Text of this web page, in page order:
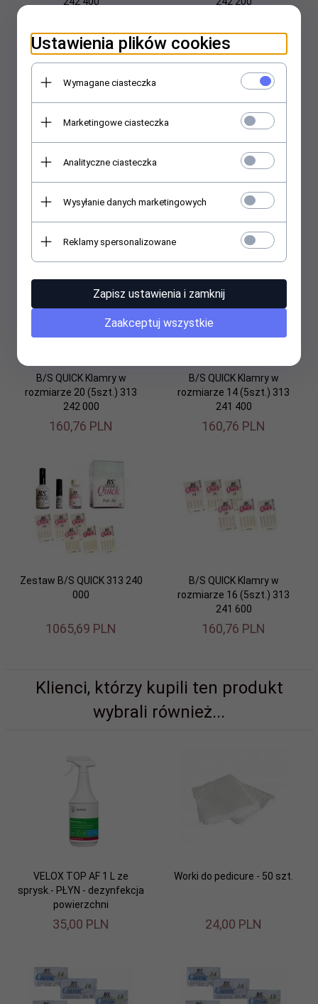
241 800
160,76PLN 60,15PLN
B/S QUICK Klamry w
rozmiarze 20 (5szt.) 313
242 000
160,76 PLN
B/S QUICK Klamry w
rozmiarze 14 (5szt.) 313
241 400
160,76 PLN
Zestaw B/S QUICK 313 240
000
1065,69 PLN
B/S QUICK Klamry w
rozmiarze 16 (5szt.) 313
241 600
160,76 PLN
Klienci, którzy kupili ten produkt
wybrali również...
VELOX TOP AF 1 L ze
sprysk.- PŁYN - dezynfekcja
powierzchni
35,00 PLN
Worki do pedicure - 50 szt.
24,00 PLN
Ustawienia plików cookies
Wymagane ciasteczka
Marketingowe ciasteczka
Analityczne ciasteczka
Wysyłanie danych marketingowych
Reklamy spersonalizowane
Zapisz ustawienia i zamknij
Zaakceptuj wszystkie